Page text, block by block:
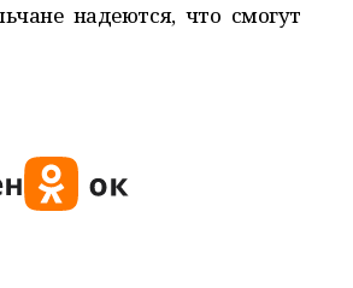
надеются, что смогут